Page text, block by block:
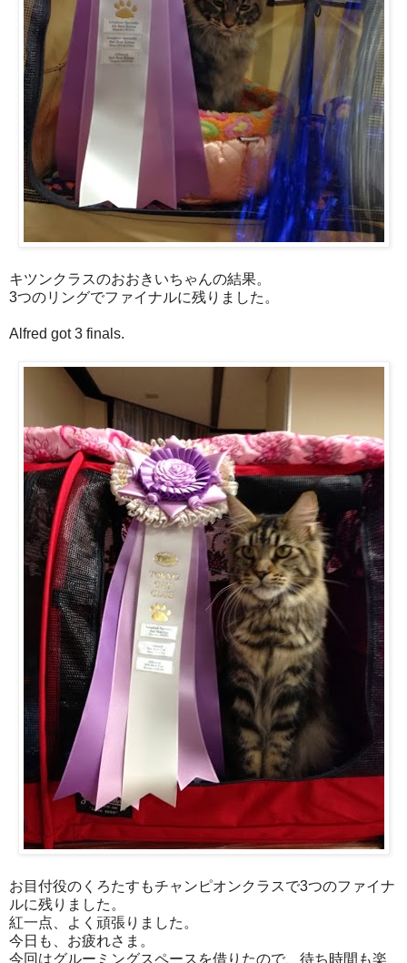
キツンクラスのおおきいちゃんの結果。
3つのリングでファイナルに残りました。
Alfred got 3 finals.
お目付役のくろたすもチャンピオンクラスで3つのファイナ
ルに残りました。
紅一点、よく頑張りました。
今日も、お疲れさま。
今回はグルーミングスペースを借りたので、待ち時間も楽